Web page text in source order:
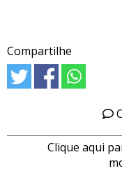
Compartilhe
Clique aqui